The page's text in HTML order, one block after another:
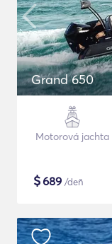
Grand 650
Motorová jachta
$689 /deň